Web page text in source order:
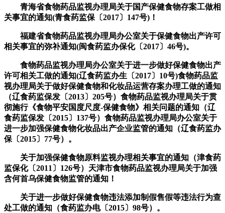
青海省食物药品监视办理局关于国产保健食物存案工做相
关事宜的通知(青食药监保〔2017〕147号)！
福建省食物药品监视办理局办公室关于保健食物出产许可
相关事宜的弥补通知(闽食药监办保化〔2017〕46号)。
食物药品监视办理局办公室关于进一步做好保健食物出产
许可相关工做的通知(辽食药监办生〔2017〕10号)食物药品监
视办理局关于做好保健食物和化妆品运营存案办理工做的通知
（辽食药监保发〔2013〕205号）食物药品监视办理局关于贯
彻施行《食物平安国度尺度-保健食物》相关问题的通知（辽
食药监保发〔2015〕137号）食物药品监视办理局办公室关于
进一步加强保健食物化妆品出产企业监管的通知（辽食药监办
保〔2015〕77号）。
关于加强保健食物原料监视办理相关事宜的通知（津食药
监保化〔2011〕126号）天津市食物药品监视办理局关于加强
含何首乌保健食物监管的通知！
关于进一步做好保健食物违法添加制假售假等违法行为查
处工做的通知（食药监办电〔2015〕98号）。